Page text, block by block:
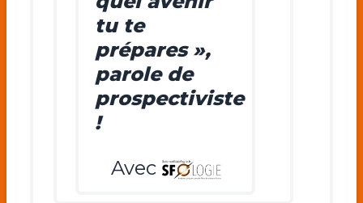
tu te
prépares »,
parole de
prospectiviste
!
Avec